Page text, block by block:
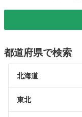
都道府県で検索
北海道
東北